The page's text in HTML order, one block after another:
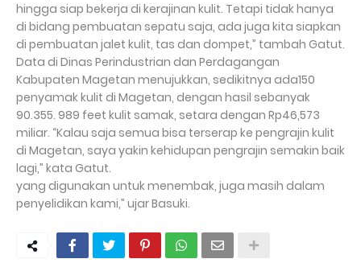
hingga siap bekerja di kerajinan kulit. Tetapi tidak hanya
di bidang pembuatan sepatu saja, ada juga kita siapkan
di pembuatan jalet kulit, tas dan dompet,” tambah Gatut.
Data di Dinas Perindustrian dan Perdagangan
Kabupaten Magetan menujukkan, sedikitnya ada150
penyamak kulit di Magetan, dengan hasil sebanyak
90.355. 989 feet kulit samak, setara dengan Rp46,573
miliar. “Kalau saja semua bisa terserap ke pengrajin kulit
di Magetan, saya yakin kehidupan pengrajin semakin baik
lagi,” kata Gatut.
yang digunakan untuk menembak, juga masih dalam
penyelidikan kami,” ujar Basuki.